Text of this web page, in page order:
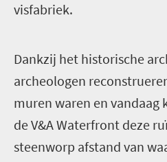
visfabriek.
Dankzij het historische
archeologen
muren waren en vandaag
de V&A Waterfront deze
steenworp afstand van